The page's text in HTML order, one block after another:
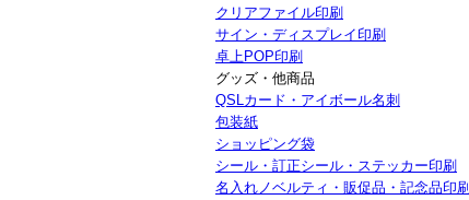
クリアファイル印刷
サイン・ディスプレイ印刷
卓上POP印刷
グッズ・他商品
QSLカード・アイボール名刺
包装紙
ショッピング袋
シール・訂正シール・ステッカー印刷
名入れノベルティ・販促品・記念品印刷